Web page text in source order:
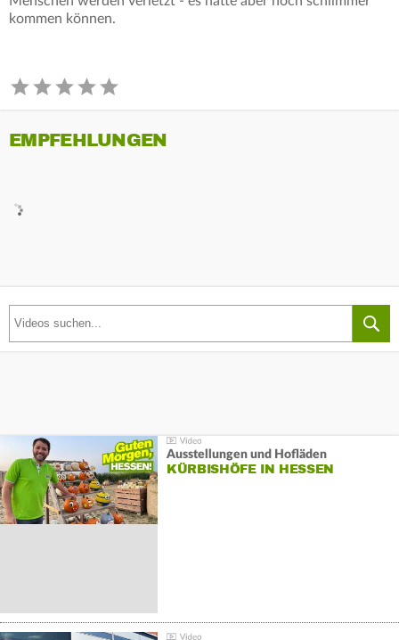
kommen können.
EMPFEHLUNGEN
Ausstellungen und Hofläden
KÜRBISHÖFE IN HESSEN